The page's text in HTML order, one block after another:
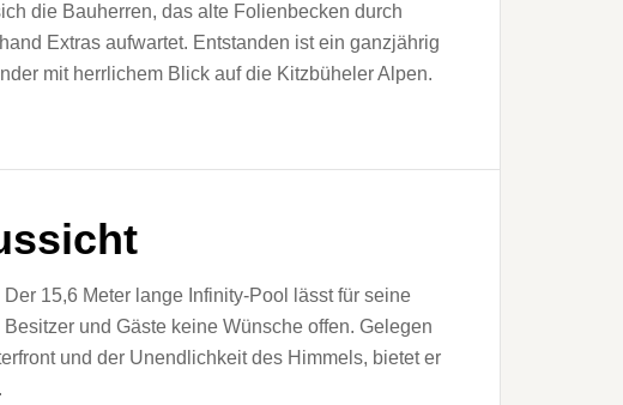
die Bauherren, das alte Folienbecken durch
Extras aufwartet. Entstanden ist ein ganzjährig
mit herrlichem Blick auf die Kitzbüheler Alpen.
Der 15,6 Meter lange Infinity-Pool lässt für seine
Besitzer und Gäste keine Wünsche offen. Gelegen
und der Unendlichkeit des Himmels, bietet er